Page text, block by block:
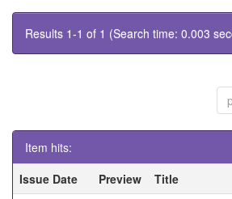
Results 1-1 of 1 (Search time: 0.003
Item hits:
Issue Date
Preview Title